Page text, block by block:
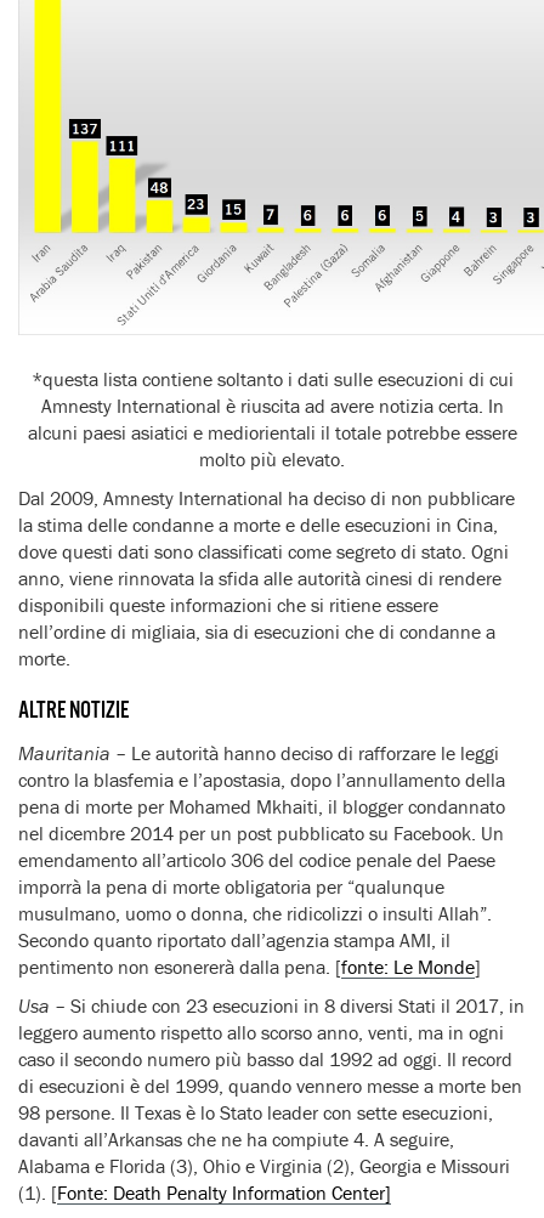
*questa lista contiene soltanto i dati sulle esecuzioni di cui
Amnesty International è riuscita ad avere notizia certa. In
alcuni paesi asiatici e mediorientali il totale potrebbe essere
molto più elevato.
Dal 2009, Amnesty International ha deciso di non pubblicare
la stima delle condanne a morte e delle esecuzioni in Cina,
dove questi dati sono classificati come segreto di stato. Ogni
anno, viene rinnovata la sfida alle autorità cinesi di rendere
disponibili queste informazioni che si ritiene essere
nell’ordine di migliaia, sia di esecuzioni che di condanne a
morte.
ALTRE NOTIZIE
Mauritania – Le autorità hanno deciso di rafforzare le leggi
contro la blasfemia e l’apostasia, dopo l’annullamento della
pena di morte per Mohamed Mkhaiti, il blogger condannato
nel dicembre 2014 per un post pubblicato su Facebook. Un
emendamento all’articolo 306 del codice penale del Paese
imporrà la pena di morte obligatoria per “qualunque
musulmano, uomo o donna, che ridicolizzi o insulti Allah”.
Secondo quanto riportato dall’agenzia stampa AMI, il
pentimento non esonererà dalla pena. [fonte: Le Monde]
Usa – Si chiude con 23 esecuzioni in 8 diversi Stati il 2017, in
leggero aumento rispetto allo scorso anno, venti, ma in ogni
caso il secondo numero più basso dal 1992 ad oggi. Il record
di esecuzioni è del 1999, quando vennero messe a morte ben
98 persone. Il Texas è lo Stato leader con sette esecuzioni,
davanti all’Arkansas che ne ha compiute 4. A seguire,
Alabama e Florida (3), Ohio e Virginia (2), Georgia e Missouri
(1). [Fonte: Death Penalty Information Center]